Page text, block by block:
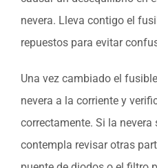
nevera. Lleva contigo el
repuestos para evitar
Una vez cambiado el
nevera a la corriente y
correctamente. Si la nevera
contempla revisar otras